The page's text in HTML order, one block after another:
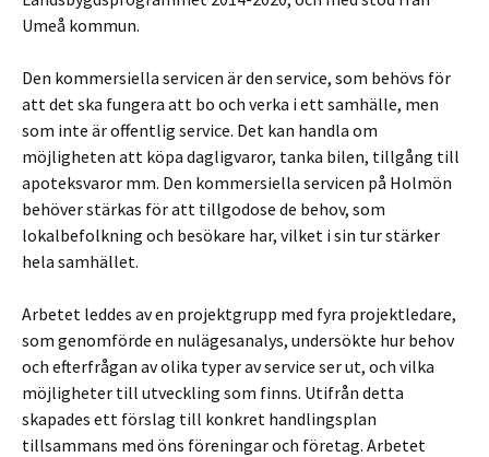
Umeå kommun.
Den kommersiella servicen är den service, som behövs för
att det ska fungera att bo och verka i ett samhälle, men
som inte är offentlig service. Det kan handla om
möjligheten att köpa dagligvaror, tanka bilen, tillgång till
apoteksvaror mm. Den kommersiella servicen på Holmön
behöver stärkas för att tillgodose de behov, som
lokalbefolkning och besökare har, vilket i sin tur stärker
hela samhället.
Arbetet leddes av en projektgrupp med fyra projektledare,
som genomförde en nulägesanalys, undersökte hur behov
och efterfrågan av olika typer av service ser ut, och vilka
möjligheter till utveckling som finns. Utifrån detta
skapades ett förslag till konkret handlingsplan
tillsammans med öns föreningar och företag. Arbetet